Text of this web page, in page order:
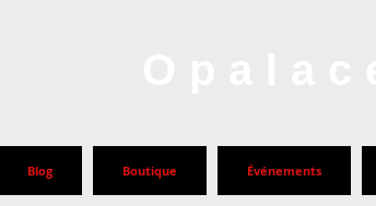
Blog Boutique Événements